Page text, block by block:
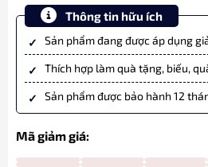
Thông tin hữu ích
Sản phẩm đang được áp dụng
Thích hợp làm quà tặng, biếu,
Sản phẩm được bảo hành 12
Mã giảm giá: